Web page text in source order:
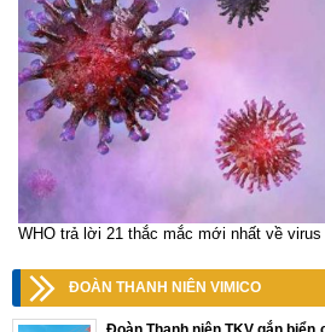
WHO trả lời 21 thắc mắc mới nhất về virus
ĐOÀN THANH NIÊN VIMICO